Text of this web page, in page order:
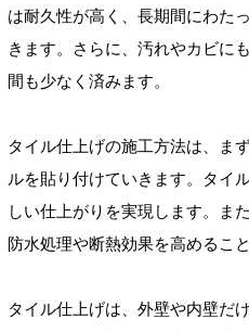
は耐久性が高く、長期間にわた
きます。さらに、汚れやカビに
間も少なく済みます。
タイル仕上げの施工方法は、ま
ルを貼り付けていきます。タイ
しい仕上がりを実現します。ま
防水処理や断熱効果を高めるこ
タイル仕上げは、外壁や内壁だ